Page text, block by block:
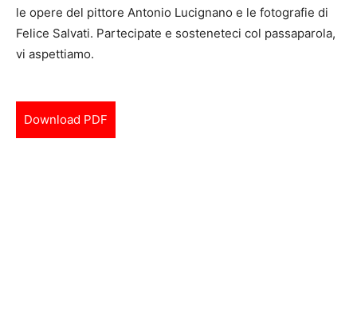
le opere del pittore Antonio Lucignano e le fotografie di
Felice Salvati. Partecipate e sosteneteci col passaparola,
vi aspettiamo.
Download PDF